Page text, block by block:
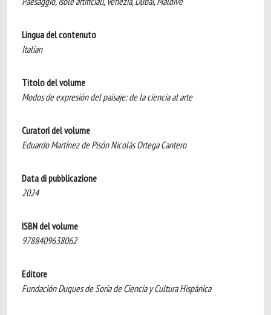
Lingua del contenuto
Italian
Titolo del volume
Modos de expresión del paisaje: de la ciencia al arte
Curatori del volume
Eduardo Martínez de Pisón Nicolás Ortega Cantero
Data di pubblicazione
2024
ISBN del volume
9788409638062
Editore
Fundación Duques de Soria de Ciencia y Cultura Hispánica